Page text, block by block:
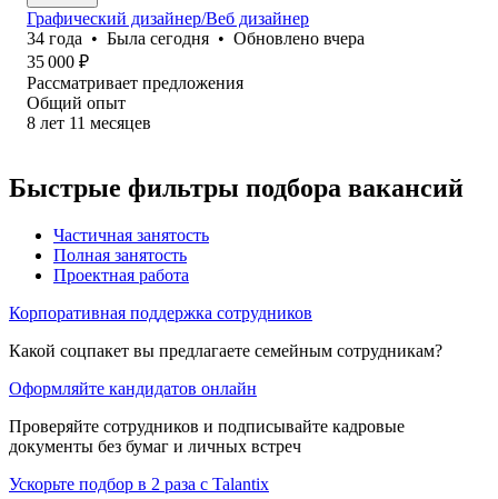
Графический дизайнер/Веб дизайнер
34 года • Была сегодня • Обновлено вчера
35 000 ₽
Рассматривает предложения
Общий опыт
8 лет 11 месяцев
Быстрые фильтры подбора вакансий
Частичная занятость
Полная занятость
Проектная работа
Корпоративная поддержка сотрудников
Какой соцпакет вы предлагаете семейным сотрудникам?
Оформляйте кандидатов онлайн
Проверяйте сотрудников и подписывайте кадровые
документы без бумаг и личных встреч
Ускорьте подбор в 2 раза с Talantix